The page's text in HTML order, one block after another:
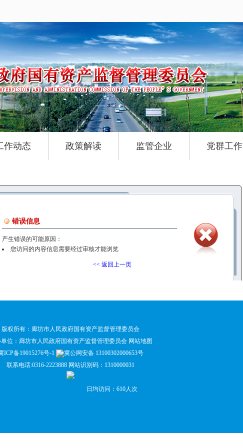
作动态 政策解读 监管企业 党群工作
错误信息
产生错误的可能原因：
您访问的内容信息需要经过审核才能浏览
<< 返回上一页
版权所有：廊坊市人民政府国有资产监督管理委员会
位：廊坊市人民政府国有资产监督管理委员会 网站地图
ICP备19015276号-1
冀公网安备 13100302000653号
联系电话:0316-2223888 网站识别码：1310000031
日均访问：610人次